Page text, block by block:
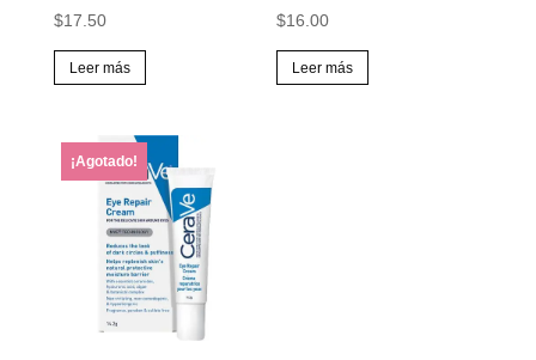
$17.50
Leer más
$16.00
Leer más
¡Agotado!